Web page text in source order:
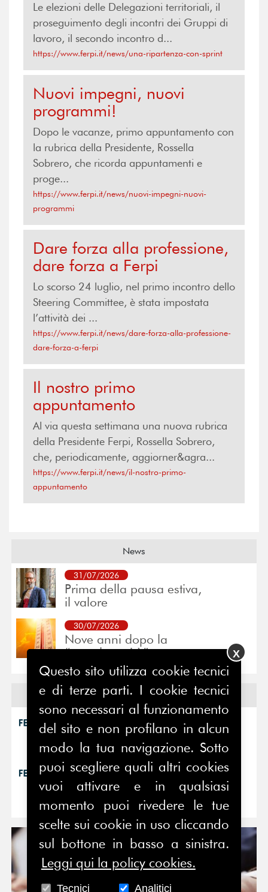
Le elezioni delle Delegazioni territoriali, il
proseguimento degli incontri dei Gruppi di
lavoro, il secondo incontro d...
https://www.ferpi.it/news/una-ripartenza-con-sprint
Nuovi impegni, nuovi
programmi!
Dopo le vacanze, primo appuntamento con
la rubrica della Presidente, Rossella
Sobrero, che ricorda appuntamenti e
proge...
https://www.ferpi.it/news/nuovi-impegni-nuovi-
programmi
Dare forza alla professione,
dare forza a Ferpi
Lo scorso 24 luglio, nel primo incontro dello
Steering Committee, è stata impostata
l’attività dei ...
https://www.ferpi.it/news/dare-forza-alla-professione-
dare-forza-a-ferpi
Il nostro primo
appuntamento
Al via questa settimana una nuova rubrica
della Presidente Ferpi, Rossella Sobrero,
che, periodicamente, aggiorner&agra...
https://www.ferpi.it/news/il-nostro-primo-
appuntamento
News
31/07/2026
Prima della pausa estiva,
il valore
30/07/2026
Nove anni dopo la
“grande cecità”:
Eventi
Comunicare la
complessità è complesso
04/05/2026
InspiringPR 2026 si
avvicina: aperte le
Questo sito utilizza cookie tecnici
e di terze parti. I cookie tecnici
sono necessari al funzionamento
del sito e non profilano in alcun
modo la tua navigazione. Sotto
puoi scegliere quali altri cookies
vuoi attivare e in qualsiasi
momento puoi rivedere le tue
scelte sui cookie in uso cliccando
sul bottone in basso a sinistra.
Leggi qui la policy cookies.
Tecnici Analitici
X